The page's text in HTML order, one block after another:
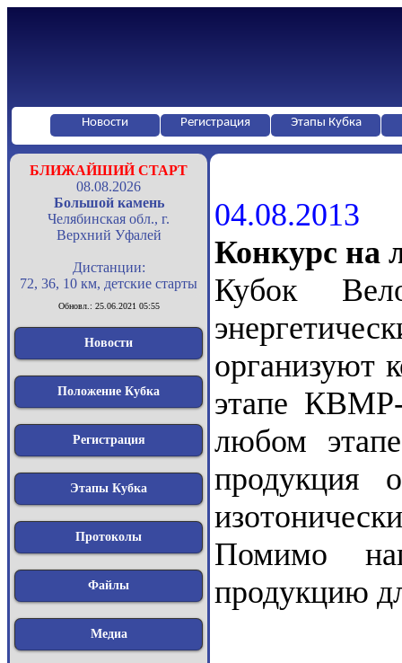
Новости Регистрация Этапы Кубка
БЛИЖАЙШИЙ СТАРТ
08.08.2026
Большой камень
Челябинская обл., г.
Верхний Уфалей
Дистанции:
72, 36, 10 км, детские старты
Обновл.: 25.06.2021 05:55
Новости
Положение Кубка
Регистрация
Этапы Кубка
Протоколы
Файлы
Медиа
04.08.2013
Конкурс на
Кубок
организуют
этапе
любом
продукция
Помимо
продукцию